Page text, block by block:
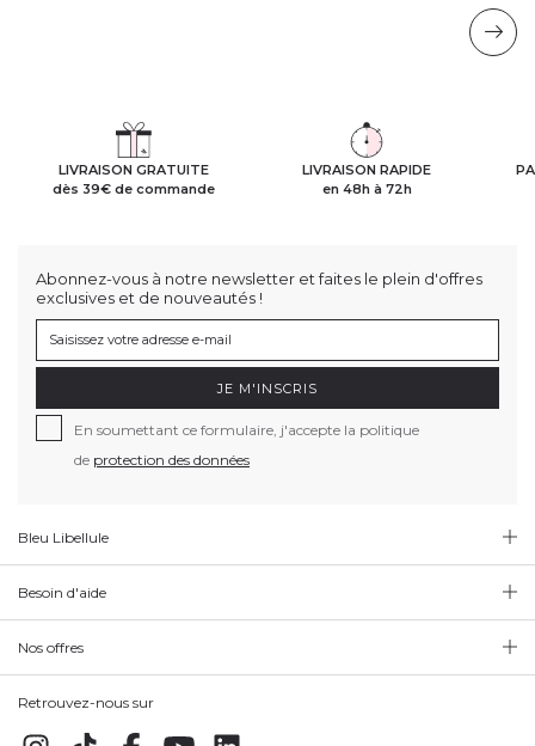
LIVRAISON GRATUITE
dès 39€ de commande
LIVRAISON RAPIDE
en 48h à 72h
Abonnez-vous à notre newsletter et faites le plein d'offres
exclusives et de nouveautés !
JE M'INSCRIS
En soumettant ce formulaire, j'accepte la politique
de protection des données
Bleu Libellule
Besoin d'aide
Nos offres
Retrouvez-nous sur